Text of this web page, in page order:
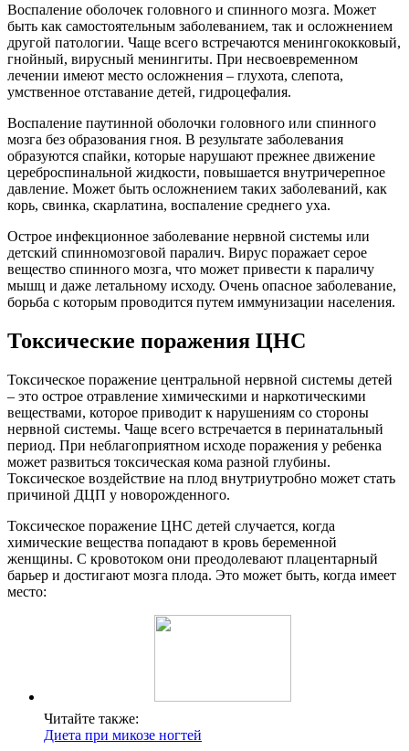
Воспаление оболочек головного и спинного мозга. Может
быть как самостоятельным заболеванием, так и осложнением
другой патологии. Чаще всего встречаются менингококковый,
гнойный, вирусный менингиты. При несвоевременном
лечении имеют место осложнения – глухота, слепота,
умственное отставание детей, гидроцефалия.
Воспаление паутинной оболочки головного или спинного
мозга без образования гноя. В результате заболевания
образуются спайки, которые нарушают прежнее движение
цереброспинальной жидкости, повышается внутричерепное
давление. Может быть осложнением таких заболеваний, как
корь, свинка, скарлатина, воспаление среднего уха.
Острое инфекционное заболевание нервной системы или
детский спинномозговой паралич. Вирус поражает серое
вещество спинного мозга, что может привести к параличу
мышц и даже летальному исходу. Очень опасное заболевание,
борьба с которым проводится путем иммунизации населения.
Токсические поражения ЦНС
Токсическое поражение центральной нервной системы детей
– это острое отравление химическими и наркотическими
веществами, которое приводит к нарушениям со стороны
нервной системы. Чаще всего встречается в перинатальный
период. При неблагоприятном исходе поражения у ребенка
может развиться токсическая кома разной глубины.
Токсическое воздействие на плод внутриутробно может стать
причиной ДЦП у новорожденного.
Токсическое поражение ЦНС детей случается, когда
химические вещества попадают в кровь беременной
женщины. С кровотоком они преодолевают плацентарный
барьер и достигают мозга плода. Это может быть, когда имеет
место:
Читайте также:
Диета при микозе ногтей